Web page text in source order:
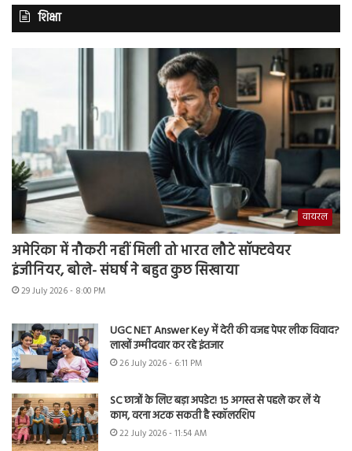
शिक्षा
वायरल
अमेरिका में नौकरी नहीं मिली तो भारत लौटे सॉफ्टवेयर
इंजीनियर, बोले- संघर्ष ने बहुत कुछ सिखाया
29 July 2026 - 8:00 PM
UGC NET Answer Key में देरी की वजह पेपर लीक विवाद?
लाखों उम्मीदवार कर रहे इंतजार
26 July 2026 - 6:11 PM
SC छात्रों के लिए बड़ा अपडेट! 15 अगस्त से पहले कर लें ये
काम, वरना अटक सकती है स्कॉलरशिप
22 July 2026 - 11:54 AM